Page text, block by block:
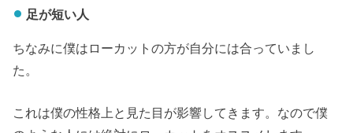
足が短い人
ちなみに僕はローカットの方が自分には合っていまし
た。
これは僕の性格上と見た目が影響してきます。なので僕